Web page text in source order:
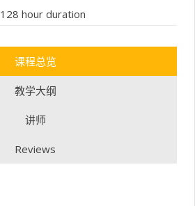
128 hour duration
课程总览
教学大纲
讲师
Reviews